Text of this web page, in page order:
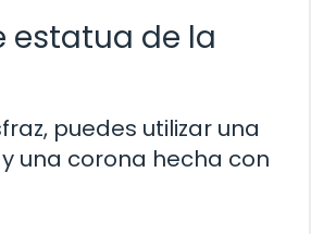
estatua de la
puedes utilizar una
una corona hecha con